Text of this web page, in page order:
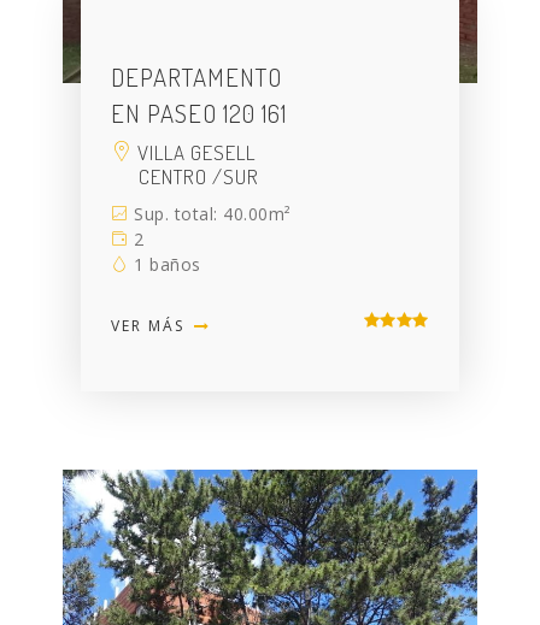
DEPARTAMENTO
EN PASEO 120 161
VILLA GESELL
CENTRO /SUR
Sup. total: 40.00m²
2
1 baños
VER MÁS